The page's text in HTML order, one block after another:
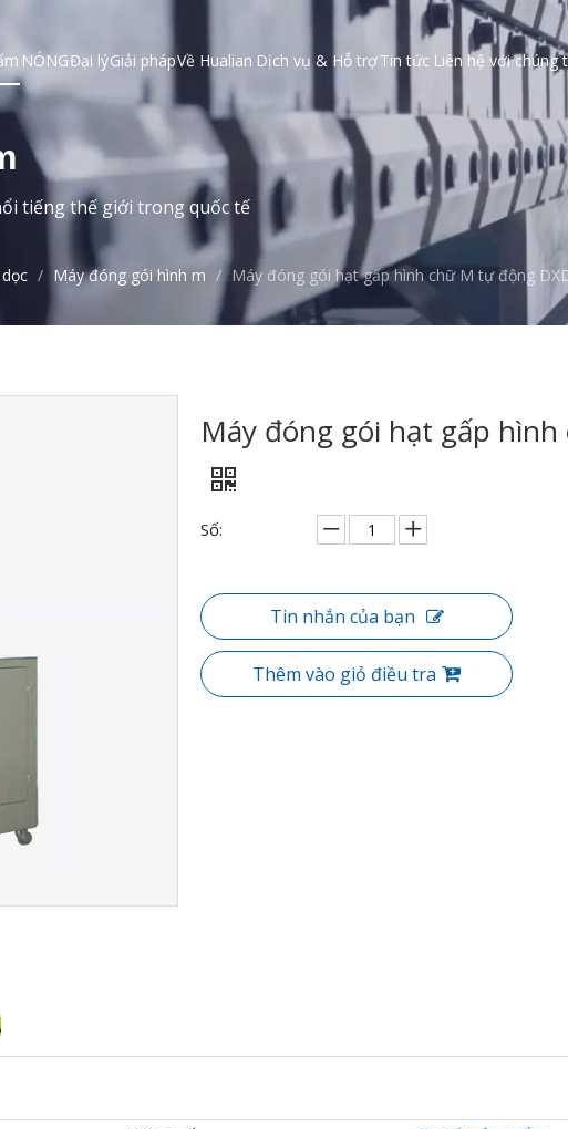
NÓNGĐại lýGiải phápVề Hualian Dịch vụ & Hỗ trợTin tức Liên hệ với chúng
tiếng thế giới trong quốc tế
/ Máy đóng gói hình m / Máy đóng gói hạt gấp hình chữ M tự động
Máy đóng gói hạt gấp
Số:
Tin nhắn của bạn
Thêm vào giỏ điều tra